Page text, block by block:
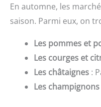
En automne, les
saison. Parmi eux, on
Les pommes et
Les courges et
Les châtaignes :
Les champignons